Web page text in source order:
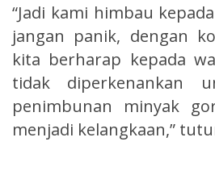
“Jadi kami himbau
jangan panik, dengan
kita berharap kepada
tidak diperkenankan
penimbunan minyak
menjadi kelangkaan,”